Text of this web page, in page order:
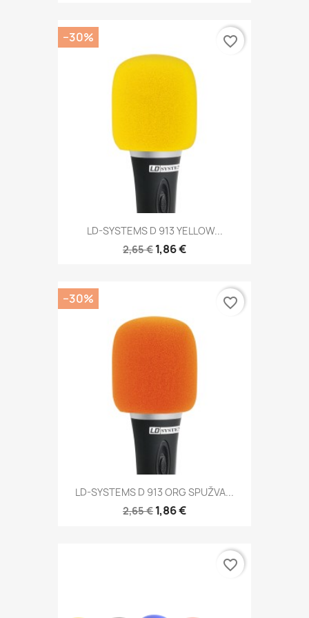
LD-SYSTEMS D 913 YELLOW...
2,65 € 1,86 €
−30% favorite_border
LD-SYSTEMS D 913 ORG SPUŽVA...
2,65 € 1,86 €
−30% favorite_border
favorite_border